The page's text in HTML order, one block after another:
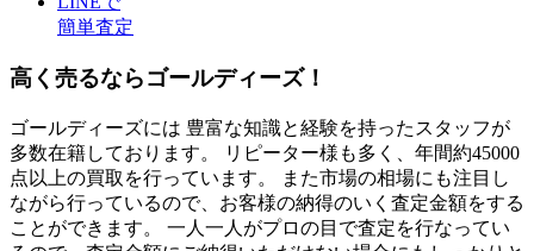
簡単査定
高く売るならゴールディーズ！
ゴールディーズには 豊富な知識と経験を持ったスタッフが
多数在籍しております。 リピーター様も多く、年間約45000
点以上の買取を行っています。 また市場の相場にも注目し
ながら行っているので、お客様の納得のいく査定金額をする
ことができます。 一人一人がプロの目で査定を行なってい